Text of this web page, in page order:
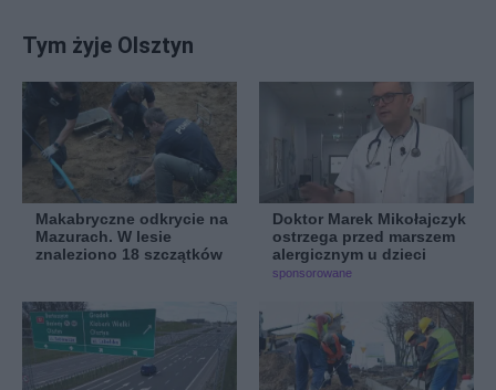
Tym żyje Olsztyn
Makabryczne odkrycie na
Mazurach. W lesie
znaleziono 18 szczątków
Doktor Marek Mikołajczyk
ostrzega przed marszem
alergicznym u dzieci
sponsorowane